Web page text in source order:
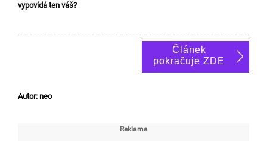
vypovídá ten váš?
Článek
pokračuje ZDE
Autor: neo